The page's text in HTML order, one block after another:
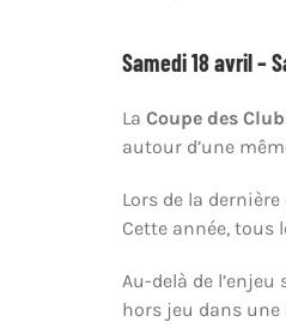
Samedi 18 avril –
La Coupe des
autour d’une
Lors de la
Cette année, tous
Au-delà de
hors jeu dans une